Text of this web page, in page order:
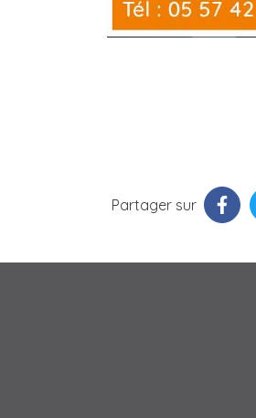
Partager sur